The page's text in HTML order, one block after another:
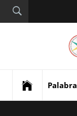
Palabra